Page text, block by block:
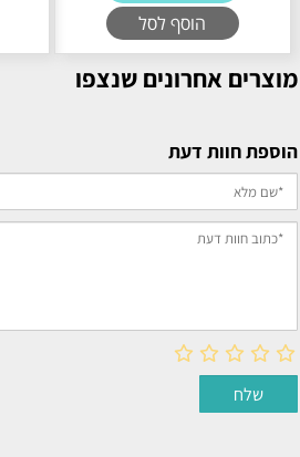
הוסף לסל
מוצרים אחרונים שנצפו
הוספת חוות דעת